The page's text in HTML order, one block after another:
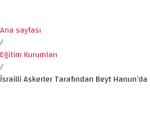
Ana sayfası
/
Eğitim Kurumları
/
İsrailli Askerler Tarafından Beyt